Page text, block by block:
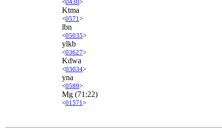
<0430>
Ktma
<0571 >
lbn
<05035>
ylkb
<03627>
Kdwa
<03034>
yna
<0589>
Mg (71:22)
<01571 >